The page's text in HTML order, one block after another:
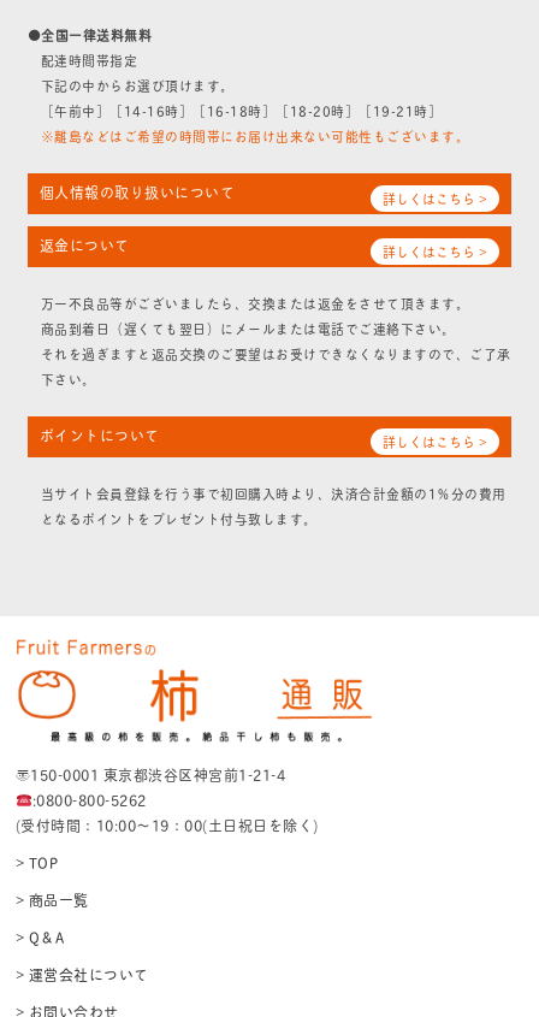
●全国一律送料無料
配達時間帯指定
下記の中からお選び頂けます。
［午前中］［14-16時］［16-18時］［18-20時］［19-21時］
※離島などはご希望の時間帯にお届け出来ない可能性もございます。
個人情報の取り扱いについて 詳しくはこちら >
返金について 詳しくはこちら >
万一不良品等がございましたら、交換または返金をさせて頂きます。
商品到着日（遅くても翌日）にメールまたは電話でご連絡下さい。
それを過ぎますと返品交換のご要望はお受けできなくなりますので、ご了承
下さい。
ポイントについて 詳しくはこちら >
当サイト会員登録を行う事で初回購入時より、決済合計金額の1％分の費用
となるポイントをプレゼント付与致します。
〒150-0001 東京都渋谷区神宮前1-21-4
:0800-800-5262
(受付時間：10:00〜19：00(土日祝日を除く)
> TOP
> 商品一覧
> Q＆A
> 運営会社について
> お問い合わせ